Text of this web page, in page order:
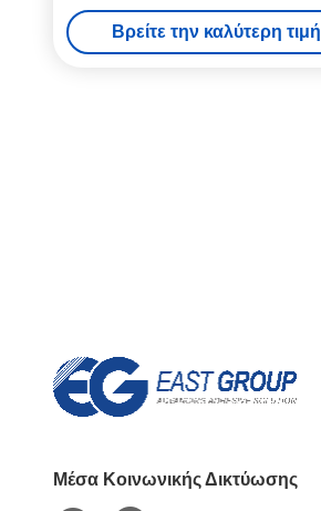
μεταλλικό φύλλο
Βρείτε την καλύτερη τιμή
Μέσα Κοινωνικής Δικτύωσης